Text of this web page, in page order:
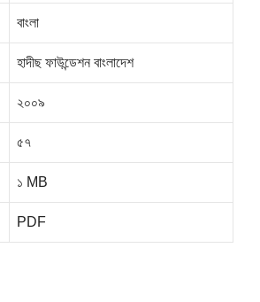
বাংলা
হাদীছ ফাউন্ডেশন বাংলাদেশ
২০০৯
৫৭
১ MB
PDF